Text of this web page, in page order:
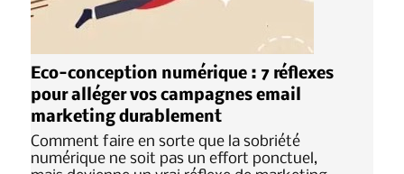
Eco-conception numérique : 7 réflexes
pour alléger vos campagnes email
marketing durablement
Comment faire en sorte que la sobriété
numérique ne soit pas un effort ponctuel,